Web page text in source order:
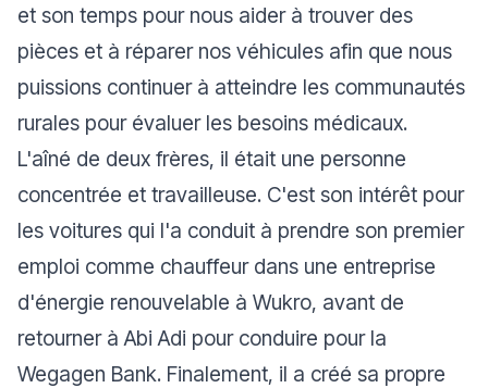
et son temps pour nous aider à trouver des
pièces et à réparer nos véhicules afin que nous
puissions continuer à atteindre les communautés
rurales pour évaluer les besoins médicaux.
L'aîné de deux frères, il était une personne
concentrée et travailleuse. C'est son intérêt pour
les voitures qui l'a conduit à prendre son premier
emploi comme chauffeur dans une entreprise
d'énergie renouvelable à Wukro, avant de
retourner à Abi Adi pour conduire pour la
Wegagen Bank. Finalement, il a créé sa propre